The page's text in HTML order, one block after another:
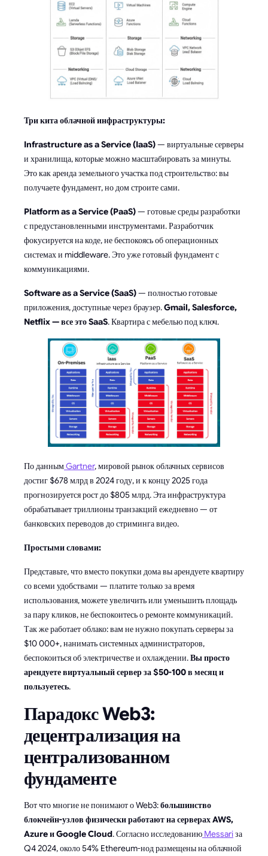
Три кита облачной инфраструктуры:
Infrastructure as a Service (IaaS)— виртуальные серверы
и хранилища, которые можно масштабировать за минуты.
Это как аренда земельного участка под строительство: вы
получаете фундамент, но дом строите сами.
Platform as a Service (PaaS)— готовые среды разработки
с предустановленными инструментами. Разработчик
фокусируется на коде, не беспокоясь об операционных
системах и middleware. Это уже готовый фундамент с
коммуникациями.
Software as a Service (SaaS)— полностью готовые
приложения, доступные через браузер.Gmail, Salesforce,
Netflix — все это SaaS. Квартира с мебелью под ключ.
По даннымGartner, мировой рынок облачных сервисов
достиг $678 млрд в 2024 году, и к концу 2025 года
прогнозируется рост до $805 млрд. Эта инфраструктура
обрабатывает триллионы транзакций ежедневно — от
банковских переводов до стриминга видео.
Простыми словами:
Представьте, что вместо покупки дома вы арендуете квартиру
со всеми удобствами — платите только за время
использования, можете увеличить или уменьшить площадь
за пару кликов, не беспокоитесь о ремонте коммуникаций.
Так же работает облако: вам не нужно покупать серверы за
$10 000+, нанимать системных администраторов,
беспокоиться об электричестве и охлаждении.Вы просто
арендуете виртуальный сервер за $50-100 в месяц и
пользуетесь.
Парадокс Web3:
децентрализация на
централизованном
фундаменте
Вот что многие не понимают о Web3:большинство
блокчейн-узлов физически работают на серверах AWS,
Azure и Google Cloud. Согласно исследованию Messariза
Q4 2024, около 54% Ethereum-нод размещены на облачной